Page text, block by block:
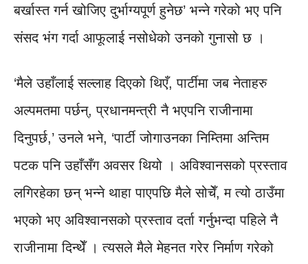
बर्खास्त गर्न खोजिए दुर्भाग्यपूर्ण हुनेछ’ भन्ने गरेको भए पनि
संसद भंग गर्दा आफूलाई नसोधेको उनको गुनासो छ ।
‘मैले उहाँलाई सल्लाह दिएको थिएँ, पार्टीमा जब नेताहरु
अल्पमतमा पर्छन्, प्रधानमन्त्री नै भएपनि राजीनामा
दिनुपर्छ,’ उनले भने, ‘पार्टी जोगाउनका निम्तिमा अन्तिम
पटक पनि उहाँसँग अवसर थियो । अविश्वानसको प्रस्ताव
लगिरहेका छन् भन्ने थाहा पाएपछि मैले सोचेँ, म त्यो ठाउँमा
भएको भए अविश्वानसको प्रस्ताव दर्ता गर्नुभन्दा पहिले नै
राजीनामा दिन्थेँ । त्यसले मैले मेहनत गरेर निर्माण गरेको